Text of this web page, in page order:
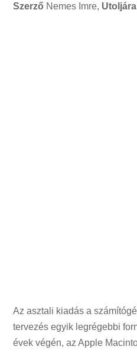
Szerző Nemes Imre,
Az asztali kiadás a
tervezés egyik legrégebbi
évek végén, az Apple